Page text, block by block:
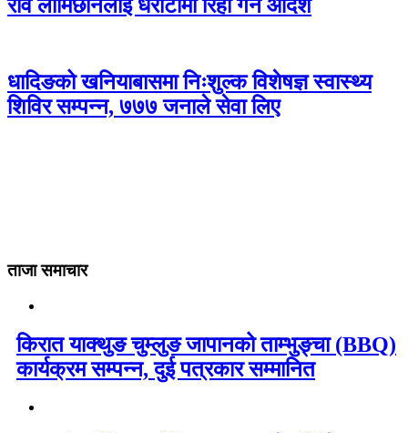
रवि लामिछानेलाई धरौटीमा रिहा गर्न आदेश
धादिङको खनियाबासमा निःशुल्क विशेषज्ञ स्वास्थ्य
शिविर सम्पन्न, ७७७ जनाले सेवा लिए
ताजा समाचार
किरात याक्थुङ चुम्लुङ जापानको ताम्भुङ्चा (BBQ)
कार्यक्रम सम्पन्न, दुई पत्रकार सम्मानित